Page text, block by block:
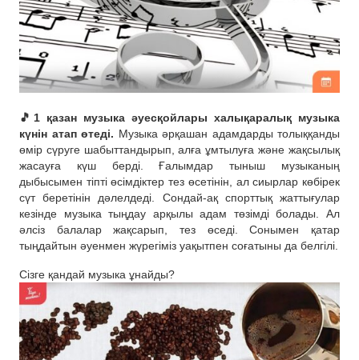
🎵1 қазан музыка әуесқойлары халықаралық музыка
күнін атап өтеді. Музыка әрқашан адамдарды толыққанды
өмір сүруге шабыттандырып, алға ұмтылуға және жақсылық
жасауға күш берді. Ғалымдар тыныш музыканың
дыбысымен тіпті өсімдіктер тез өсетінін, ал сиырлар көбірек
сүт беретінін дәлелдеді. Сондай-ақ спорттық жаттығулар
кезінде музыка тыңдау арқылы адам төзімді болады. Ал
әлсіз балалар жақсарып, тез өседі. Сонымен қатар
тыңдайтын әуенмен жүрегіміз уақытпен соғатыны да белгілі.
Сізге қандай музыка ұнайды?